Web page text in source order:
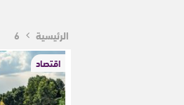
الرئيسية 6
اقتصاد